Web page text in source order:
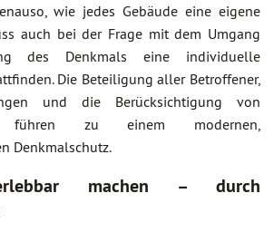
wie jedes Gebäude eine eigene
auch bei der Frage mit dem Umgang
des Denkmals eine individuelle
Die Beteiligung aller Betroffener,
und die Berücksichtigung von
führen zu einem modernen,
Denkmalschutz.
machen – durch